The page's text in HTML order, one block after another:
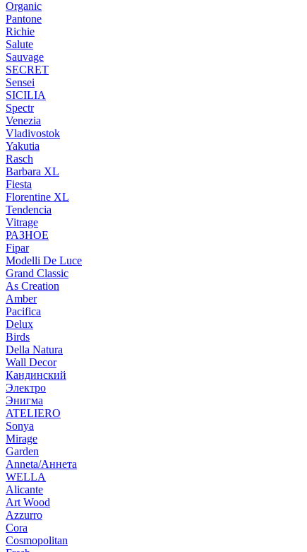
Organic
Pantone
Richie
Salute
Sauvage
SECRET
Sensei
SICILIA
Spectr
Venezia
Vladivostok
Yakutia
Rasch
Barbara XL
Fiesta
Florentine XL
Tendencia
Vitrage
РАЗНОЕ
Fipar
Modelli De Luce
Grand Classic
As Creation
Amber
Pacifica
Delux
Birds
Della Natura
Wall Decor
Кандинский
Электро
Энигма
ATELIERO
Sonya
Mirage
Garden
Anneta/Аннета
WELLA
Alicante
Art Wood
Azzurro
Cora
Cosmopolitan